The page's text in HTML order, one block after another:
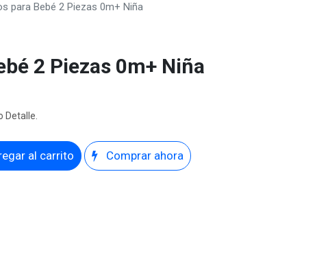
para Bebé 2 Piezas 0m+ Niña
2 Piezas 0m+ Niña
Detalle.
al carrito Comprar ahora